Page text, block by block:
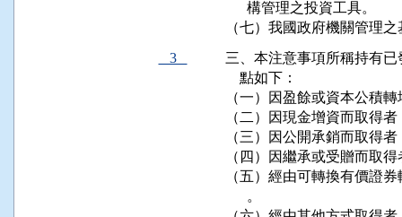
      構管理之投資工具。
（七）我國政府機關管理
3
三、本注意事項所稱持有
    點如下：
（一）因盈餘或資本公積
（二）因現金增資而取得
（三）因公開承銷而取得
（四）因繼承或受贈而取
（五）經由可轉換有價證
      。